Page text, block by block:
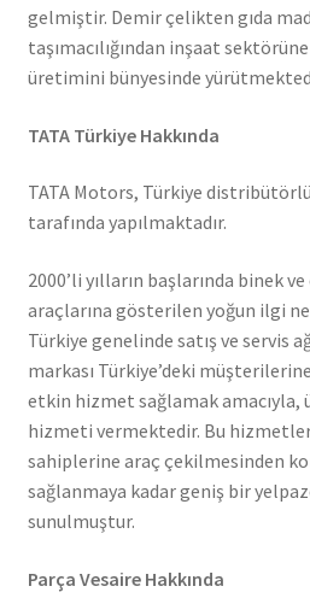
gelmiştir. Demir çelikten gıda
taşımacılığından inşaat
üretimini bünyesinde
TATA Türkiye Hakkında
TATA Motors, Türkiye
tarafında yapılmaktadır.
2000’li yılların başlarında binek
araçlarına gösterilen yoğun ilgi
Türkiye genelinde satış ve servis
markası Türkiye’deki
etkin hizmet sağlamak amacıyla,
hizmeti vermektedir. Bu
sahiplerine araç çekilmesinden
sağlanmaya kadar geniş bir
sunulmuştur.
Parça Vesaire Hakkında